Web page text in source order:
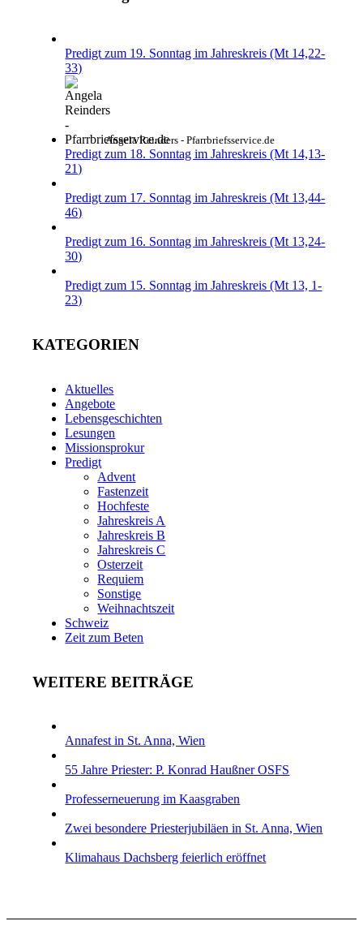
Predigt zum 19. Sonntag im Jahreskreis (Mt 14,22-
33)
Angela Reinders - Pfarrbriefsservice.de
Predigt zum 18. Sonntag im Jahreskreis (Mt 14,13-
21)
Predigt zum 17. Sonntag im Jahreskreis (Mt 13,44-
46)
Predigt zum 16. Sonntag im Jahreskreis (Mt 13,24-
30)
Predigt zum 15. Sonntag im Jahreskreis (Mt 13, 1-
23)
KATEGORIEN
Aktuelles
Angebote
Lebensgeschichten
Lesungen
Missionsprokur
Predigt
Advent
Fastenzeit
Hochfeste
Jahreskreis A
Jahreskreis B
Jahreskreis C
Osterzeit
Requiem
Sonstige
Weihnachtszeit
Schweiz
Zeit zum Beten
WEITERE BEITRÄGE
Annafest in St. Anna, Wien
55 Jahre Priester: P. Konrad Haußner OSFS
Professerneuerung im Kaasgraben
Zwei besondere Priesterjubiläen in St. Anna, Wien
Klimahaus Dachsberg feierlich eröffnet